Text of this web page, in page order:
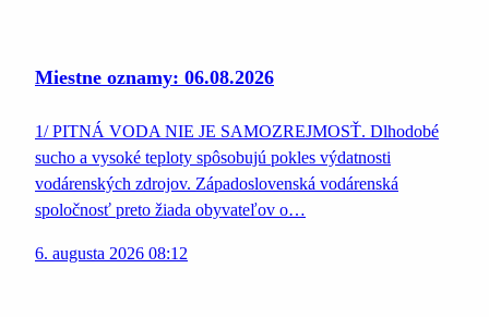
Miestne oznamy: 06.08.2026
1/ PITNÁ VODA NIE JE SAMOZREJMOSŤ. Dlhodobé
sucho a vysoké teploty spôsobujú pokles výdatnosti
vodárenských zdrojov. Západoslovenská vodárenská
spoločnosť preto žiada obyvateľov o…
6. augusta 2026 08:12